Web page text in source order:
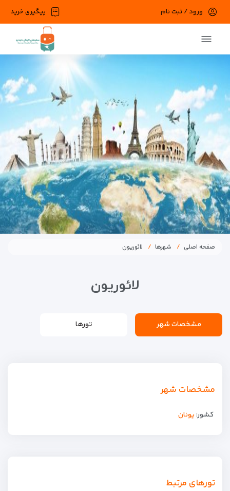
پیگیری خرید ورود / ثبت نام
صفحه اصلی شهرها لائوریون
لائوریون
مشخصات شهر تورها
مشخصات شهر
کشور:یونان
تورهای مرتبط